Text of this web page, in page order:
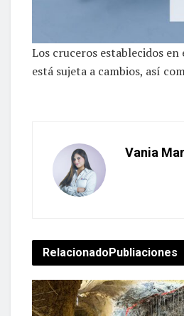
Los cruceros establecidos
está sujeta a cambios, así
Vania
RelacionadoPubliaciones